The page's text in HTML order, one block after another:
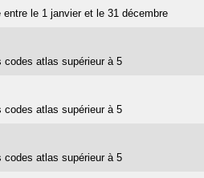
le 1 janvier et le 31 décembre
codes atlas supérieur à 5
codes atlas supérieur à 5
codes atlas supérieur à 5